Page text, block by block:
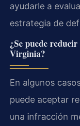
ayudarle a
estrategia de
¿Se puede
Virginia?
En algunos
puede aceptar
una infracción